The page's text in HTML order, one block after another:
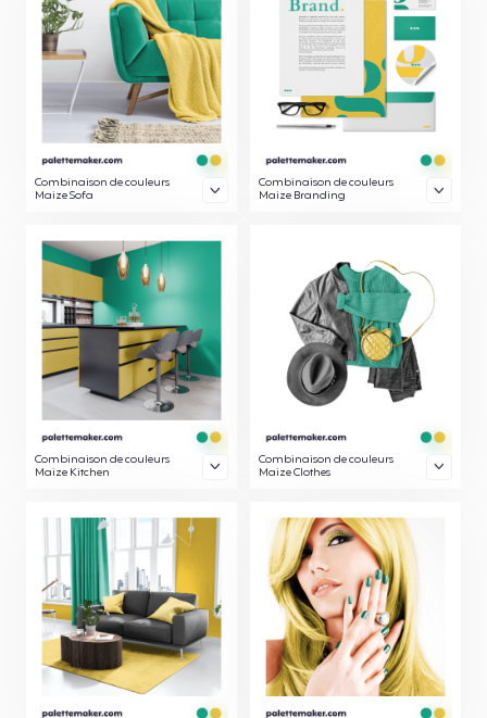
Combinaison de couleurs
Maize Sofa
Combinaison de couleurs
Maize Branding
Combinaison de couleurs
Maize Kitchen
Combinaison de couleurs
Maize Clothes